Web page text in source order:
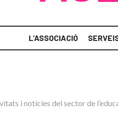
L’ASSOCIACIÓ
i notícies del sector de